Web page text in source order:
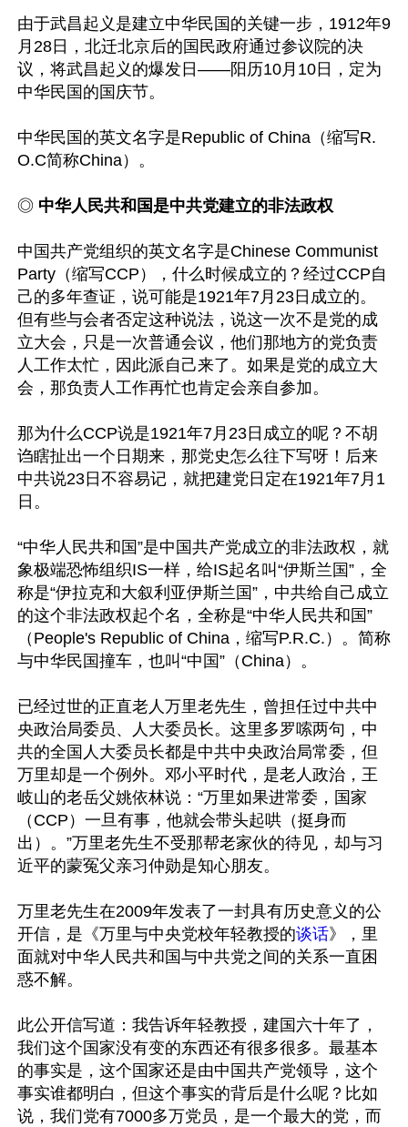
由于武昌起义是建立中华民国的关键一步，1912年9
月28日，北迁北京后的国民政府通过参议院的决
议，将武昌起义的爆发日——阳历10月10日，定为
中华民国的国庆节。
中华民国的英文名字是Republic of China（缩写R.
O.C简称China）。
◎ 中华人民共和国是中共党建立的非法政权
中国共产党组织的英文名字是Chinese Communist
Party（缩写CCP），什么时候成立的？经过CCP自
己的多年查证，说可能是1921年7月23日成立的。
但有些与会者否定这种说法，说这一次不是党的成
立大会，只是一次普通会议，他们那地方的党负责
人工作太忙，因此派自己来了。如果是党的成立大
会，那负责人工作再忙也肯定会亲自参加。
那为什么CCP说是1921年7月23日成立的呢？不胡
诌瞎扯出一个日期来，那党史怎么往下写呀！后来
中共说23日不容易记，就把建党日定在1921年7月1
日。
“中华人民共和国”是中国共产党成立的非法政权，就
象极端恐怖组织IS一样，给IS起名叫“伊斯兰国”，全
称是“伊拉克和大叙利亚伊斯兰国”，中共给自己成立
的这个非法政权起个名，全称是“中华人民共和国”
（People's Republic of China，缩写P.R.C.）。简称
与中华民国撞车，也叫“中国”（China）。
已经过世的正直老人万里老先生，曾担任过中共中
央政治局委员、人大委员长。这里多罗嗦两句，中
共的全国人大委员长都是中共中央政治局常委，但
万里却是一个例外。邓小平时代，是老人政治，王
岐山的老岳父姚依林说：“万里如果进常委，国家
（CCP）一旦有事，他就会带头起哄（挺身而
出）。”万里老先生不受那帮老家伙的待见，却与习
近平的蒙冤父亲习仲勋是知心朋友。
万里老先生在2009年发表了一封具有历史意义的公
开信，是《万里与中央党校年轻教授的谈话》，里
面就对中华人民共和国与中共党之间的关系一直困
惑不解。
此公开信写道：我告诉年轻教授，建国六十年了，
我们这个国家没有变的东西还有很多很多。最基本
的事实是，这个国家还是由中国共产党领导，这个
事实谁都明白，但这个事实的背后是什么呢？比如
说，我们党有7000多万党员，是一个最大的党，而